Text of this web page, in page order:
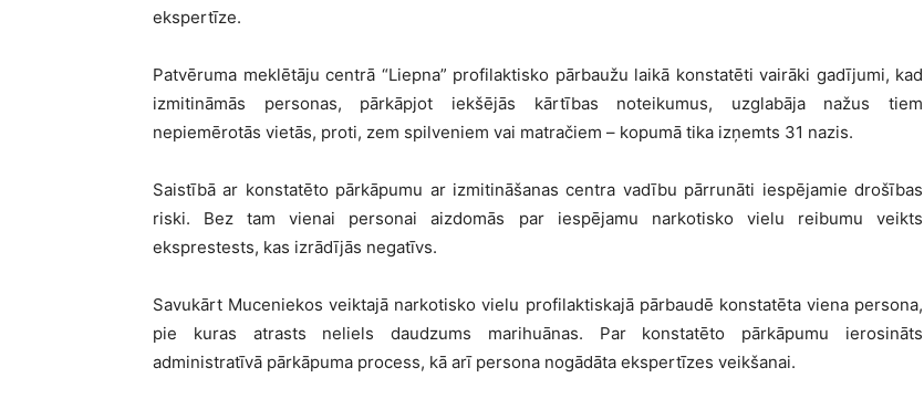
ekspertīze.
Patvēruma meklētāju centrā “Liepna” profilaktisko pārbaužu laikā konstatēti vairāki gadījumi, kad
izmitināmās personas, pārkāpjot iekšējās kārtības noteikumus, uzglabāja nažus tiem
nepiemērotās vietās, proti, zem spilveniem vai matračiem – kopumā tika izņemts 31 nazis.
Saistībā ar konstatēto pārkāpumu ar izmitināšanas centra vadību pārrunāti iespējamie drošības
riski. Bez tam vienai personai aizdomās par iespējamu narkotisko vielu reibumu veikts
eksprestests, kas izrādījās negatīvs.
Savukārt Muceniekos veiktajā narkotisko vielu profilaktiskajā pārbaudē konstatēta viena persona,
pie kuras atrasts neliels daudzums marihuānas. Par konstatēto pārkāpumu ierosināts
administratīvā pārkāpuma process, kā arī persona nogādāta ekspertīzes veikšanai.